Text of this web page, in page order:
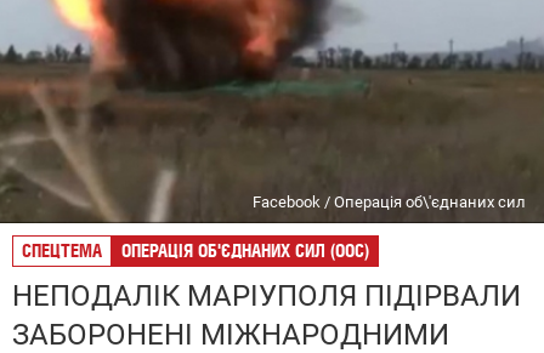
Facebook / Операція об\'єднаних сил
СПЕЦТЕМА ОПЕРАЦІЯ ОБ'ЄДНАНИХ СИЛ (ООС)
НЕПОДАЛІК МАРІУПОЛЯ ПІДІРВАЛИ
ЗАБОРОНЕНІ МІЖНАРОДНИМИ